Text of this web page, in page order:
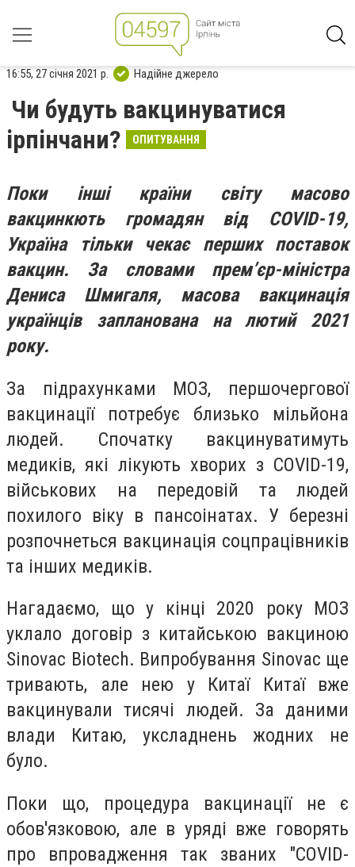
16:55, 27 січня 2021 р. Надійне джерело
Чи будуть вакцинуватися
ірпінчани?
ОПИТУВАННЯ
Поки інші країни світу масово
вакцинкють громадян від COVID-19,
Україна тільки чекає перших поставок
вакцин. За словами прем’єр-міністра
Дениса Шмигаля, масова вакцинація
українців запланована на лютий 2021
року.
За підрахунками МОЗ, першочергової
вакцинації потребує близько мільйона
людей. Спочатку вакцинуватимуть
медиків, які лікують хворих з COVID-19,
військових на передовій та людей
похилого віку в пансоінатах. У березні
розпочнеться вакцинація соцпрацівників
та інших медиків.
Нагадаємо, що у кінці 2020 року МОЗ
уклало договір з китайською вакциною
Sinovac Biotech. Випробування Sinovac ще
тривають, але нею у Китаї Китаї вже
вакцинували тисячі людей. За даними
влади Китаю, уксладнень жодних не
було.
Поки що, процедура вакцинації не є
обов'язковою, але в уряді вже говорять
про впровадження так званих "COVID-